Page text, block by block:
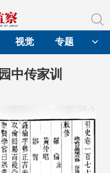
视觉 专题
中传家训